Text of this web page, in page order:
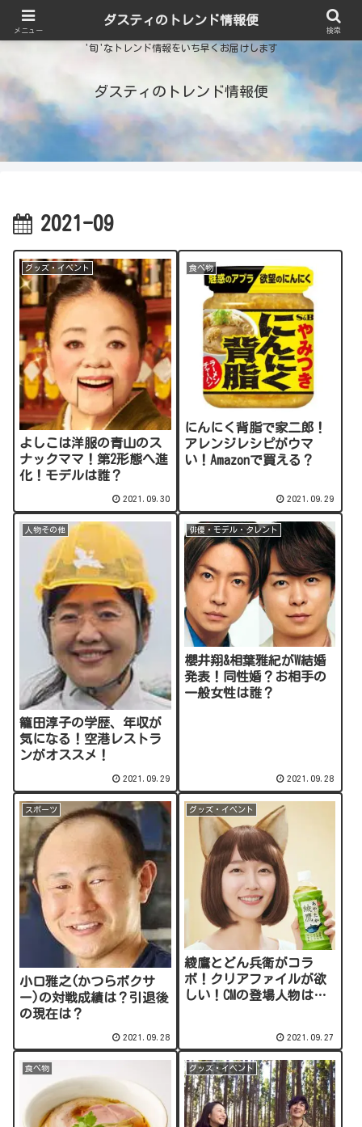
'旬'なトレンド情報をいち早くお届けします
ダスティのトレンド情報便
2021-09
グッズ・イベント
よしこは洋服の青山のス
ナックママ！第2形態へ進
化！モデルは誰？
2021.09.30
食べ物
にんにく背脂で家二郎！
アレンジレシピがウマ
い！Amazonで買える？
2021.09.29
人物その他
籠田淳子の学歴、年収が
気になる！空港レストラ
ンがオススメ！
2021.09.29
俳優・モデル・タレント
櫻井翔&相葉雅紀がW結婚
発表！同性婚？お相手の
一般女性は誰？
2021.09.28
スポーツ
小口雅之(かつらボクサ
ー)の対戦成績は？引退後
の現在は？
2021.09.28
グッズ・イベント
綾鷹とどん兵衛がコラ
ボ！クリアファイルが欲
しい！CMの登場人物は
2021.09.27
食べ物 グッズ・イベント
メニュー
ダスティのトレンド情報便
検索